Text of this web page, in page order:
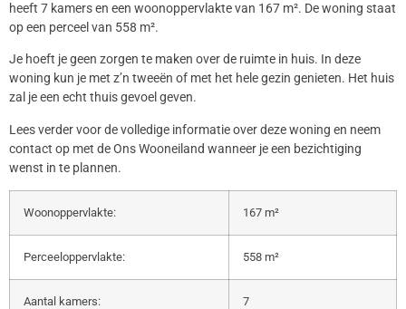
heeft 7 kamers en een woonoppervlakte van 167 m². De woning staat
op een perceel van 558 m².
Je hoeft je geen zorgen te maken over de ruimte in huis. In deze
woning kun je met z’n tweeën of met het hele gezin genieten. Het huis
zal je een echt thuis gevoel geven.
Lees verder voor de volledige informatie over deze woning en neem
contact op met de Ons Wooneiland wanneer je een bezichtiging
wenst in te plannen.
Woonoppervlakte: 167 m²
Perceeloppervlakte: 558 m²
Aantal kamers: 7